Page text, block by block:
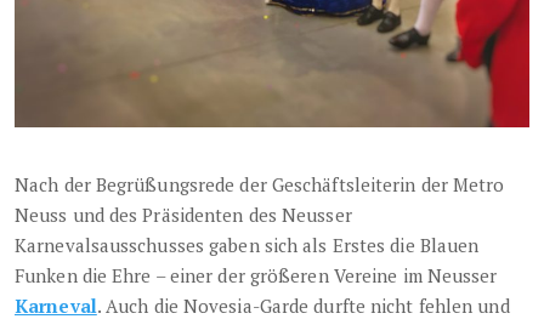
Nach der Begrüßungsrede der Geschäftsleiterin der Metro
Neuss und des Präsidenten des Neusser
Karnevalsausschusses gaben sich als Erstes die Blauen
Funken die Ehre – einer der größeren Vereine im Neusser
Karneval. Auch die Novesia-Garde durfte nicht fehlen und